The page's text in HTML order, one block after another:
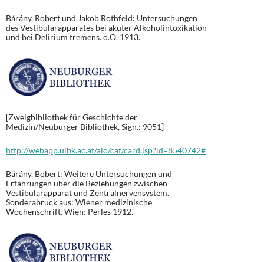
Bárány, Robert und Jakob Rothfeld: Untersuchungen
des Vestibularapparates bei akuter Alkoholintoxikation
und bei Delirium tremens. o.O. 1913.
[Zweigbibliothek für Geschichte der
Medizin/Neuburger Bibliothek, Sign.: 9051]
http://webapp.uibk.ac.at/alo/cat/card.jsp?id=8540742#
Bárány, Bobert: Weitere Untersuchungen und
Erfahrungen über die Beziehungen zwischen
Vestibularapparat und Zentralnervensystem.
Sonderabruck aus: Wiener medizinische
Wochenschrift. Wien: Perles 1912.